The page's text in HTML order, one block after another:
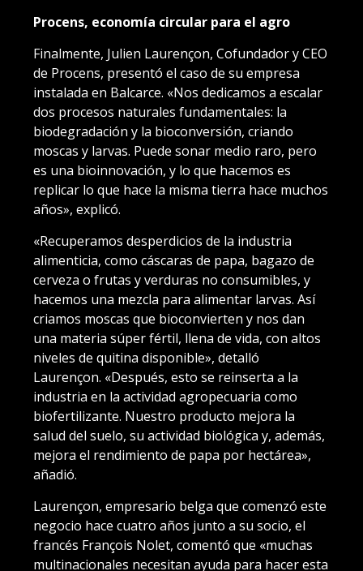
Procens, economía circular para el agro
Finalmente, Julien Laurençon, Cofundador y CEO
de Procens, presentó el caso de su empresa
instalada en Balcarce. «Nos dedicamos a escalar
dos procesos naturales fundamentales: la
biodegradación y la bioconversión, criando
moscas y larvas. Puede sonar medio raro, pero
es una bioinnovación, y lo que hacemos es
replicar lo que hace la misma tierra hace muchos
años», explicó.
«Recuperamos desperdicios de la industria
alimenticia, como cáscaras de papa, bagazo de
cerveza o frutas y verduras no consumibles, y
hacemos una mezcla para alimentar larvas. Así
criamos moscas que bioconvierten y nos dan
una materia súper fértil, llena de vida, con altos
niveles de quitina disponible», detalló
Laurençon. «Después, esto se reinserta a la
industria en la actividad agropecuaria como
biofertilizante. Nuestro producto mejora la
salud del suelo, su actividad biológica y, además,
mejora el rendimiento de papa por hectárea»,
añadió.
Laurençon, empresario belga que comenzó este
negocio hace cuatro años junto a su socio, el
francés François Nolet, comentó que «muchas
multinacionales necesitan ayuda para hacer esta